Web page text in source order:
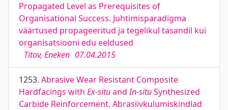
Propagated Level as Prerequisites of
Organisational Success. Juhtimisparadigma
väärtused propageeritud ja tegelikul tasandil kui
organisatsiooni edu eeldused
Titov, Eneken 07.04.2015
1253. Abrasive Wear Resistant Composite
Hardfacings with Ex-situandIn-situSynthesized
Carbide Reinforcement. Abrasiivkulumiskindlad